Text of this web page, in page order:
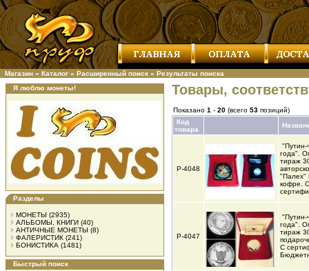
Магазин » Каталог » Расширенный поиск » Результаты поиска
Я люблю монеты!
Разделы
МОНЕТЫ (2935)
АЛЬБОМЫ, КНИГИ (40)
АНТИЧНЫЕ МОНЕТЫ (8)
ФАЛЕРИСТИК (241)
БОНИСТИКА (1481)
Быстрый поиск
Товары,
Показано 1 - 20 (всего 53 позиций)
Код
товара
Р-4048
"Путин-
года".
тираж
"Палех"
кофре. С
Р-4047
"Путин-
года".
тираж
С